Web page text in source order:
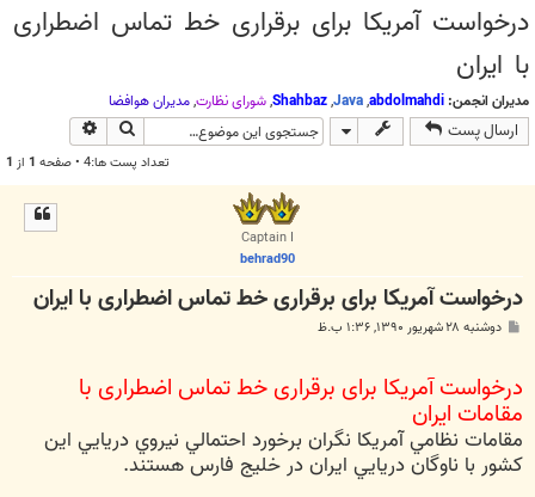
درخواست آمریکا برای برقراری خط تماس اضطراری
با ایران
مدیران انجمن: abdolmahdi
,
Java
,
Shahbaz
,شوراي نظارت,مديران هوافضا
ارسال پست جستجو
تعداد پست ها:4 • صفحه 1 از 1
Captain I
behrad90
درخواست آمریکا برای برقراری خط تماس اضطراری با ایران
دوشنبه ۲۸ شهریور ۱۳۹۰, ۱:۳۶ ب.ظ
درخواست آمریکا برای برقراری خط تماس اضطراری با
مقامات ایران
مقامات نظامي آمريكا نگران برخورد احتمالي نيروي دريايي اين
كشور با ناوگان دريايي ايران در خليج فارس هستند.